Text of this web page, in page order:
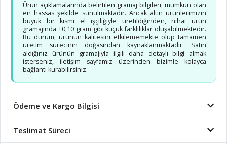
Ürün açıklamalarında belirtilen gramaj bilgileri, mümkün olan
en hassas şekilde sunulmaktadır. Ancak altın ürünlerimizin
büyük bir kısmı el işçiliğiyle üretildiğinden, nihai ürün
gramajında ±0,10 gram gibi küçük farklılıklar oluşabilmektedir.
Bu durum, ürünün kalitesini etkilememekte olup tamamen
üretim sürecinin doğasından kaynaklanmaktadır. Satın
aldığınız ürünün gramajıyla ilgili daha detaylı bilgi almak
isterseniz, iletişim sayfamız üzerinden bizimle kolayca
bağlantı kurabilirsiniz.
Ödeme ve Kargo Bilgisi
Teslimat Süreci